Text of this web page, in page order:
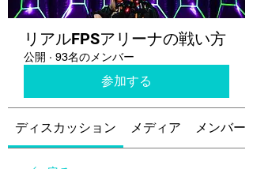
リアルFPSアリーナの戦い方
公開 · 93名のメンバー
参加する
ディスカッション メディア メンバー